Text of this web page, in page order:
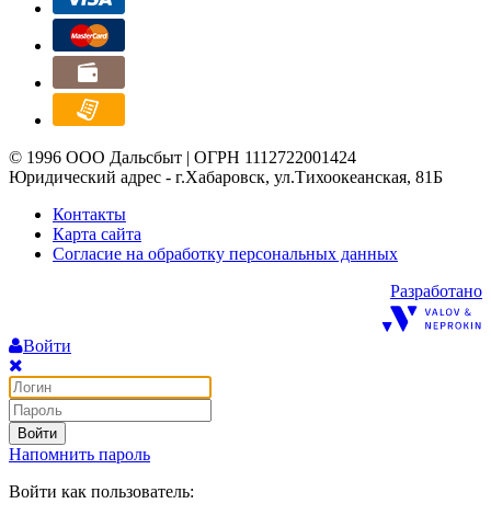
© 1996 ООО Дальсбыт | ОГРН 1112722001424
Юридический адрес - г.Хабаровск, ул.Тихоокеанская, 81Б
Контакты
Карта сайта
Согласие на обработку персональных данных
Разработано
Войти
Войти
Напомнить пароль
Войти как пользователь: